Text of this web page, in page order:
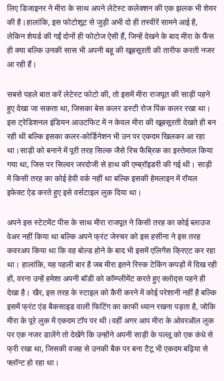
लिए डिजाइनर ने मीरा के साथ अपने लेटेस्ट कलेक्शन की एक झलक भी शेयर
की है।हालांकि, इस फोटोशूट से जुड़ी अभी दो ही तस्वीरें सामने आई है,
लेकिन शेयर्ड की गईं दोनों ही फोटोज ऐसी हैं, जिन्हें देखने के बाद मीरा के फैंस
ही क्या बल्कि उनकी सास भी अपनी बहू की खूबसूरती की तारीफ करती नजर
आ रही हैं।
सबसे पहले बात करें लेटेस्ट फोटो की, तो इसमें मीरा राजपूत की साड़ी पहने
हुए देखा जा सकता था, जिसका बेस कलर डस्टी रोज पिंक कलर रखा था।
इस ट्रेडिशनल इंडियन आउटफिट में न केवल मीरा की खूबसूरती देखते ही बन
रही थी बल्कि इसका कलर-कोर्डिनेशन भी उन पर एकदम खिलकर आ रहा
था।साड़ी को बनाने में पूरी तरह सिल्क जैसे रिच फैब्रिक का इस्तेमाल किया
गया था, जिस पर सिल्वर जरदोजी से हाथ की एम्ब्रॉइडरी की गई थी। साड़ी
में किसी तरह का कोई हेवी वर्क नहीं था बल्कि इसकी हेमलाइन में रॉयल
इफेक्ट ऐड करते हुए इसे वर्सटाइल लुक दिया था।
अपने इस स्टेटमेंट पीस के साथ मीरा राजपूत ने किसी तरह का कोई ब्लाउज
वेअर नहीं किया था बल्कि अपने फ्रंट जेस्चर को इस हसीना ने इस तरह
कवरअप किया था कि वह बोल्ड होने के बाद भी इसमें एलिगेंस क्रिएट कर रहा
था। हालांकि, यह पहली बार है जब मीरा इतने रिस्क टेकिंग कपड़ों में दिख रही
हों, वरना उन्हें हमेशा अपनी बॉडी को कॉम्प्लीमेंट करते हुए क्लोद्स पहने ही
देखा है। खैर, इस तरह के स्टाइल को कैरी करने में कोई परेशानी नहीं है बल्कि
इसमें फ्रंट एंड बैकसाइड वाली फिटिंग का काफी ध्यान रखना पड़ता है, जोकि
मीरा के पूरे लुक में एकदम टॉप पर थी।वहीं अगर आप मीरा के ओवरऑल लुक
पर एक नजर डालेंगे तो देखेंगे कि उन्होंने अपनी साड़ी के पल्लू को एक कंधे से
फ्री रखा था, जिसकी वजह से उनकी बैक पर बना टैटू भी एकदम बढ़िया से
फ्लॉन्ट हो रहा था।